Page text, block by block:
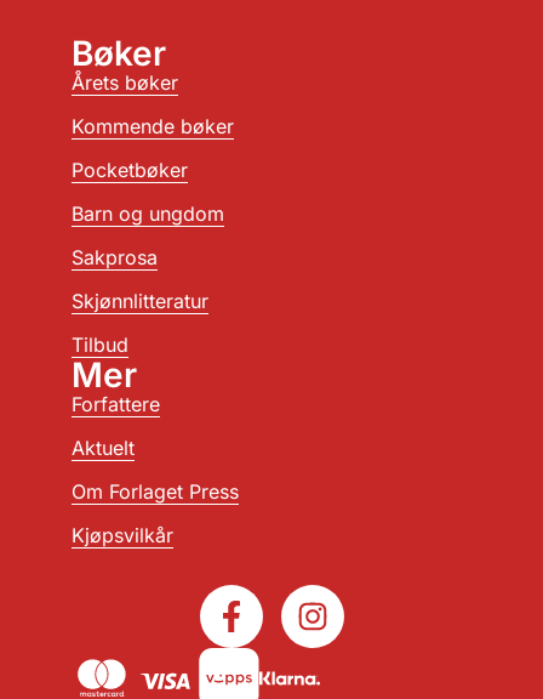
Bøker
Årets bøker
Kommende bøker
Pocketbøker
Barn og ungdom
Sakprosa
Skjønnlitteratur
Tilbud
Mer
Forfattere
Aktuelt
Om Forlaget Press
Kjøpsvilkår